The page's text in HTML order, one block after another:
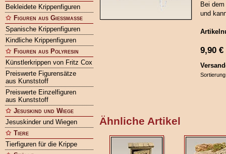
Bekleidete Krippenfiguren
Figuren aus Gießmasse
Spanische Krippenfiguren
Kindliche Krippenfiguren
Figuren aus Polyresin
Künstlerkrippen von Fritz Cox
Preiswerte Figurensätze
aus Kunststoff
Preiswerte Einzelfiguren
aus Kunststoff
Jesuskind und Wiege
Jesuskinder und Wiegen
Tiere
Tierfiguren für die Krippe
Bei
und
9,90 €
Ähnliche Artikel